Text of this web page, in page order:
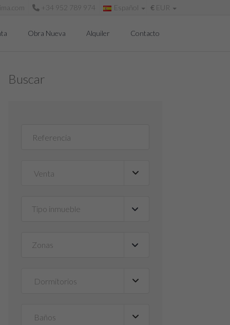
+34 952 789 974 Español € EUR
Obra Nueva Alquiler Contacto
Buscar
Tipo inmueble ▼
Zonas ▼